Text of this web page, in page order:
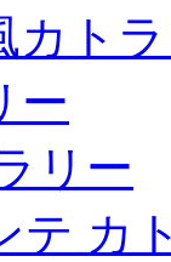
カト
ー
リー
テ カ